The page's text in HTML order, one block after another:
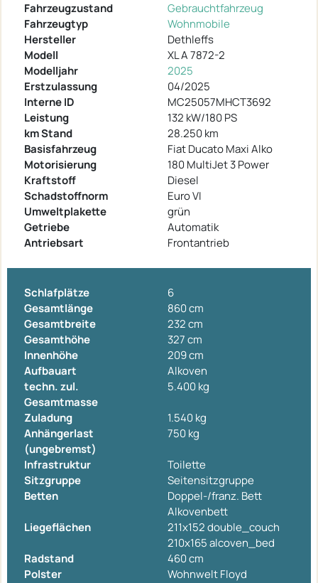
Fahrzeugzustand
Gebrauchtfahrzeug
Fahrzeugtyp
Wohnmobile
Hersteller
Dethleffs
Modell
XL A 7872-2
Modelljahr
2025
Erstzulassung
04/2025
Interne ID
MC25057MHCT3692
Leistung
132 kW/180 PS
km Stand
28.250 km
Basisfahrzeug
Fiat Ducato Maxi Alko
Motorisierung
180 MultiJet 3 Power
Kraftstoff
Diesel
Schadstoffnorm
Euro VI
Umweltplakette
grün
Getriebe
Automatik
Antriebsart
Frontantrieb
Schlafplätze
6
Gesamtlänge
860 cm
Gesamtbreite
232 cm
Gesamthöhe
327 cm
Innenhöhe
209 cm
Aufbauart
Alkoven
techn. zul.
Gesamtmasse
5.400 kg
Zuladung
1.540 kg
Anhängerlast
(ungebremst)
750 kg
Infrastruktur
Toilette
Sitzgruppe
Seitensitzgruppe
Betten
Doppel-/franz. Bett
Alkovenbett
Liegeflächen
211x152 double_couch
210x165 alcoven_bed
Radstand
460 cm
Polster
Wohnwelt Floyd